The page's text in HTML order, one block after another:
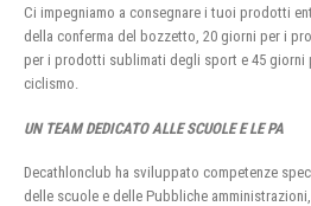
Ci impegniamo a consegnare i tuoi prodotti
della conferma del bozzetto, 20 giorni per i
per i prodotti sublimati degli sport e 45 giorni
ciclismo.
UN TEAM DEDICATO ALLE SCUOLE E LE PA
Decathlonclub ha sviluppato competenze
delle scuole e delle Pubbliche